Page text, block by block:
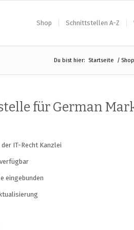
Shop Schnittstellen A-Z
Du bist hier: Startseite / Shop
für German
IT-Recht Kanzlei
eingebunden